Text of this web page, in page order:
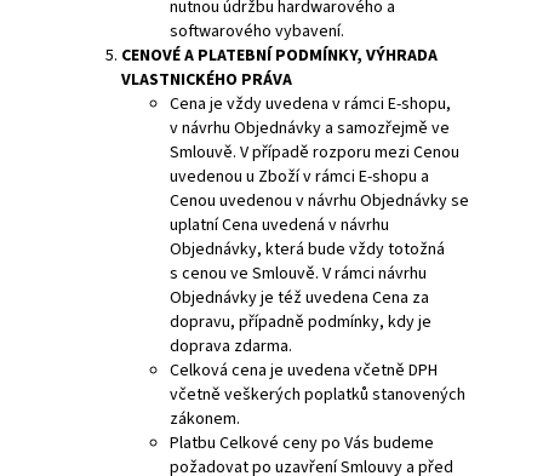
nutnou údržbu hardwarového a
softwarového vybavení.
CENOVÉA PLATEBNÍ PODMÍNKY, VÝHRADA
VLASTNICKÉHO PRÁVA
Cena je vždy uvedena v rámci E-shopu,
v návrhu Objednávky a samozřejmě ve
Smlouvě. V případě rozporu mezi Cenou
uvedenou u Zboží v rámci E-shopu a
Cenou uvedenou v návrhu Objednávky se
uplatní Cena uvedená v návrhu
Objednávky, která bude vždy totožná
s cenou ve Smlouvě. V rámci návrhu
Objednávky je též uvedena Cena za
dopravu, případně podmínky, kdy je
doprava zdarma.
Celková cena je uvedena včetně DPH
včetně veškerých poplatků stanovených
zákonem.
Platbu Celkové ceny po Vás budeme
požadovat po uzavření Smlouvy a před